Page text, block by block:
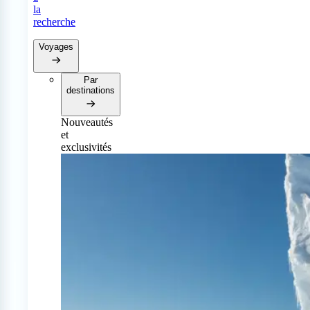
la
recherche
Voyages
Par
destinations
Nouveautés
et
exclusivités